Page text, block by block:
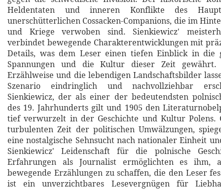
Heldentaten und inneren Konflikte des
unerschütterlichen Cossacken-Companions, die im
und Kriege verwoben sind. Sienkiewicz'
verbindet bewegende Charakterentwicklungen mit
Details, was dem Leser einen tiefen Einblick in die
Spannungen und die Kultur dieser Zeit gewährt.
Erzählweise und die lebendigen Landschaftsbilder
Szenario eindringlich und nachvollziehbar
Sienkiewicz, der als einer der bedeutendsten
des 19. Jahrhunderts gilt und 1905 den
tief verwurzelt in der Geschichte und Kultur Polens.
turbulenten Zeit der politischen Umwälzungen,
eine nostalgische Sehnsucht nach nationaler Einheit
Sienkiewicz' Leidenschaft für die polnische
Erfahrungen als Journalist ermöglichten es ihm,
bewegende Erzählungen zu schaffen, die den Leser
ist ein unverzichtbares Lesevergnügen für